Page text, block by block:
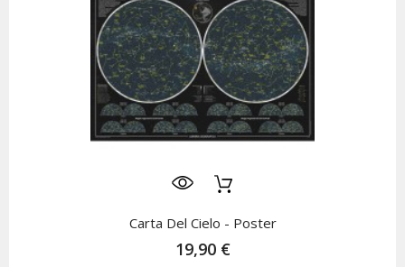
Carta Del Cielo - Poster
19,90 €